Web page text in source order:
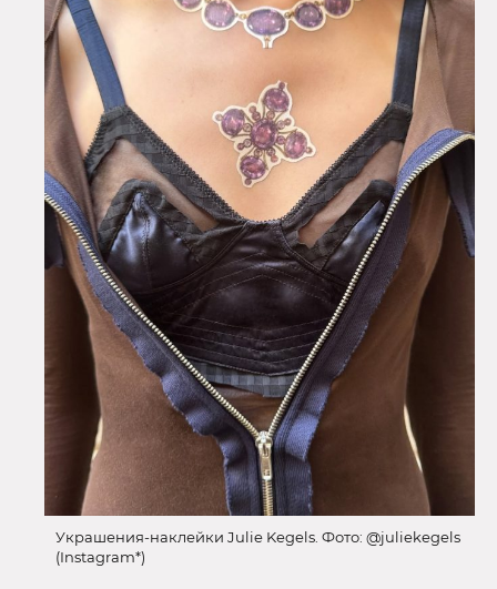
Украшения-наклейки Julie Kegels. Фото: @juliekegels
(Instagram*)